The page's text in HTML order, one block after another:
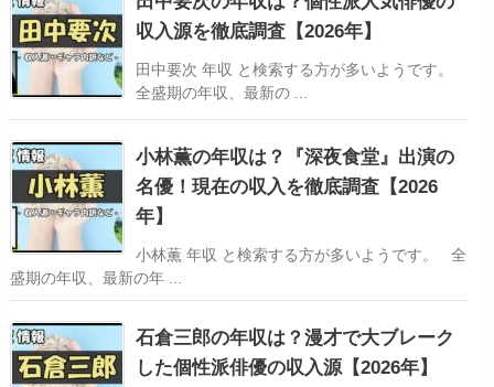
収入源を徹底調査【2026年】
田中要次 年収 と検索する方が多いようです。
全盛期の年収、最新の ...
小林薫の年収は？『深夜食堂』出演の
名優！現在の収入を徹底調査【2026
年】
小林薫 年収 と検索する方が多いようです。 全
盛期の年収、最新の年 ...
石倉三郎の年収は？漫才で大ブレーク
した個性派俳優の収入源【2026年】